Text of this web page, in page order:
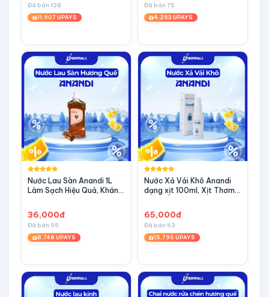
Đã bán 138
11,907 UPAYS
Đã bán 75
4,253 UPAYS
Nước Lau Sàn Anandi 1L
Làm Sạch Hiệu Quả, Kháng
36,000đ
Đã bán 95
8,748 UPAYS
Nước Xả Vải Khô Anandi
dạng xịt 100ml, Xịt Thơm
Chịu
65,000đ
Đã bán 63
15,795 UPAYS